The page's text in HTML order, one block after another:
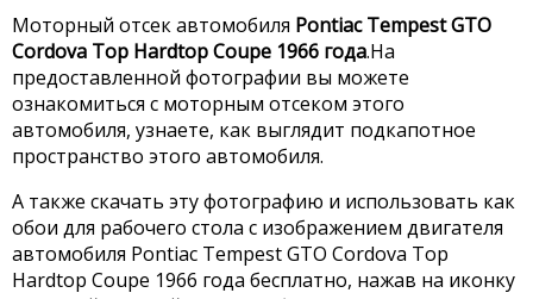
Моторный отсек автомобиля Pontiac Tempest GTO
Cordova Top Hardtop Coupe 1966 года.На
предоставленной фотографии вы можете
ознакомиться с моторным отсеком этого
автомобиля, узнаете, как выглядит подкапотное
пространство этого автомобиля.
А также скачать эту фотографию и использовать как
обои для рабочего стола с изображением двигателя
автомобиля Pontiac Tempest GTO Cordova Top
Hardtop Coupe 1966 года бесплатно, нажав на иконку